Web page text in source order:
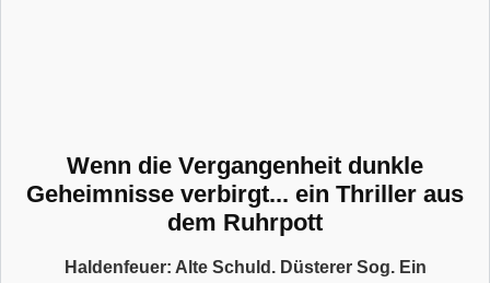
Wenn die Vergangenheit dunkle
Geheimnisse verbirgt... ein Thriller aus
dem Ruhrpott
Haldenfeuer: Alte Schuld. Düsterer Sog. Ein